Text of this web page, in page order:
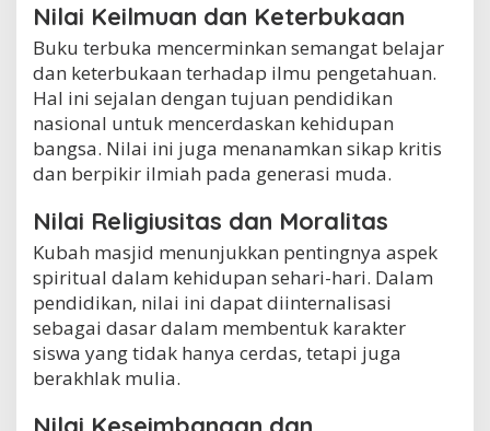
Nilai Keilmuan dan Keterbukaan
Buku terbuka mencerminkan semangat belajar
dan keterbukaan terhadap ilmu pengetahuan.
Hal ini sejalan dengan tujuan pendidikan
nasional untuk mencerdaskan kehidupan
bangsa. Nilai ini juga menanamkan sikap kritis
dan berpikir ilmiah pada generasi muda.
Nilai Religiusitas dan Moralitas
Kubah masjid menunjukkan pentingnya aspek
spiritual dalam kehidupan sehari-hari. Dalam
pendidikan, nilai ini dapat diinternalisasi
sebagai dasar dalam membentuk karakter
siswa yang tidak hanya cerdas, tetapi juga
berakhlak mulia.